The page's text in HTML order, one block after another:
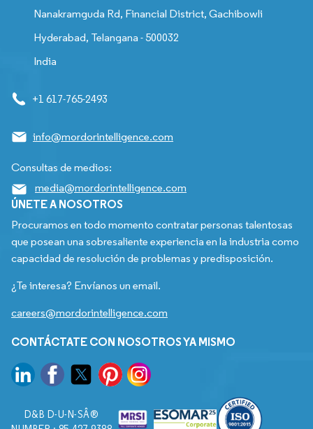
Nanakramguda Rd, Financial District, Gachibowli
Hyderabad, Telangana - 500032
India
+1 617-765-2493
info@mordorintelligence.com
Consultas de medios:
media@mordorintelligence.com
ÚNETE A NOSOTROS
Procuramos en todo momento contratar personas talentosas
que posean una sobresaliente experiencia en la industria como
capacidad de resolución de problemas y predisposición.
¿Te interesa? Envíanos un email.
careers@mordorintelligence.com
CONTÁCTATE CON NOSOTROS YA MISMO
D&B D-U-N-SÂ®